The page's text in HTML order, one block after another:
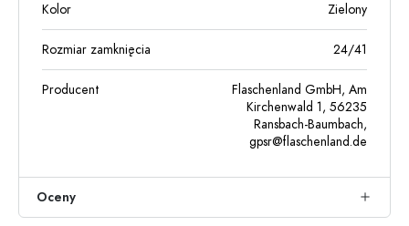
Kolor Zielony
Rozmiar zamknięcia 24/41
Producent
Flaschenland GmbH, Am
Kirchenwald 1, 56235
Ransbach-Baumbach,
gpsr@flaschenland.de
Oceny